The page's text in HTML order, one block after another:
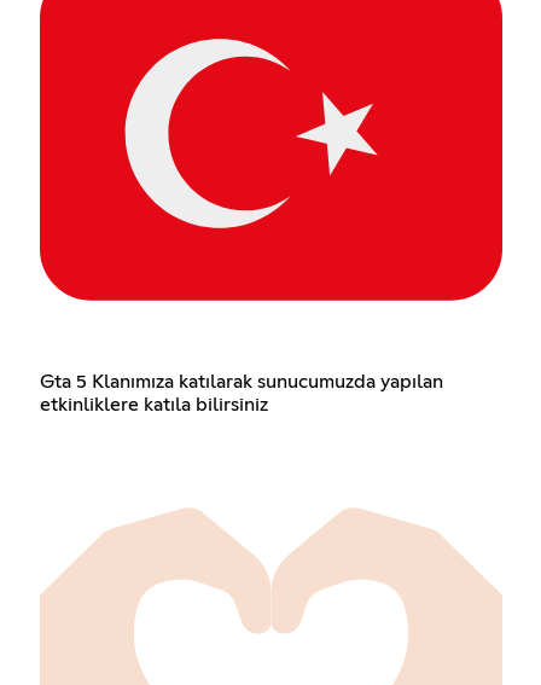
Gta 5 Klanımıza katılarak sunucumuzda yapılan
etkinliklere katıla bilirsiniz